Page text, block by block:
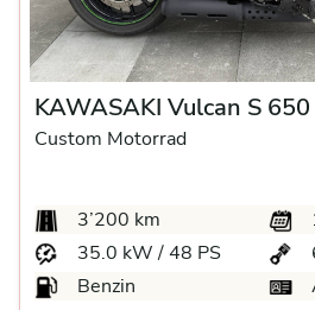
KAWASAKI Vulcan S 650
Custom Motorrad
3’200 km
35.0 kW / 48 PS
Benzin